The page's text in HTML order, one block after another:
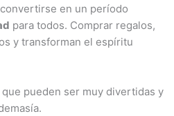
en un período
para todos. Comprar regalos,
y transforman el espíritu
pueden ser muy divertidas y